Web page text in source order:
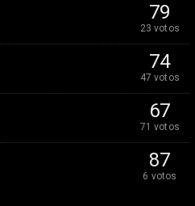
79
23 votos
74
47 votos
67
71 votos
87
6 votos